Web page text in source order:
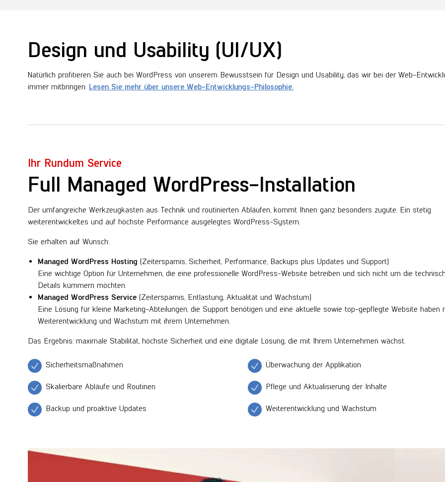
Design und Usability (UI/UX)
Natürlich profitieren Sie auch bei WordPress von unserem Bewusstsein für Design und Usability, das wir bei der Web-
immer mitbringen. Lesen Sie mehr über unsere Web-Entwicklungs-Philosophie.
Ihr Rundum Service
Full Managed WordPress-Installation
Der umfangreiche Werkzeugkasten aus Technik und routinierten Abläufen, kommt Ihnen ganz besonders zugute. Ein stetig
weiterentwickeltes und auf höchste Performance ausgelegtes WordPress-System.
Sie erhalten auf Wunsch:
Managed WordPress Hosting (Zeitersparnis, Sicherheit, Performance, Backups plus Updates und Support)
Eine wichtige Option für Unternehmen, die eine professionelle WordPress-Website betreiben und sich nicht um die
Details kümmern möchten.
Managed WordPress Service (Zeitersparnis, Entlastung, Aktualität und Wachstum)
Eine Lösung für kleine Marketing-Abteilungen, die Support benötigen und eine aktuelle sowie top-gepflegte Website haben
Weiterentwicklung und Wachstum mit ihrem Unternehmen.
Das Ergebnis: maximale Stabilität, höchste Sicherheit und eine digitale Lösung, die mit Ihrem Unternehmen wächst.
Sicherheitsmaßnahmen
Skalierbare Abläufe und Routinen
Backup und proaktive Updates
Überwachung der Applikation
Pflege und Aktualisierung der Inhalte
Weiterentwicklung und Wachstum